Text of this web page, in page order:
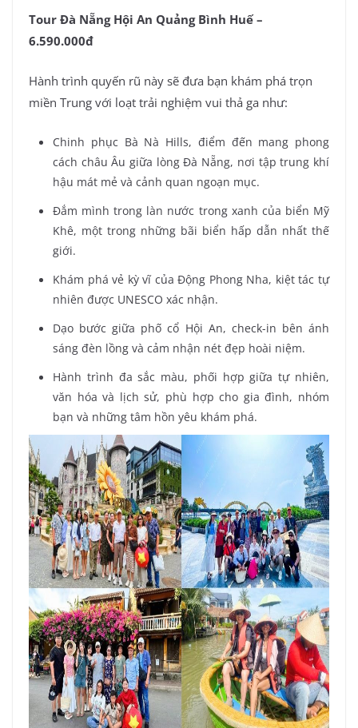
Tour Đà Nẵng Hội An Quảng Bình Huế –
6.590.000đ
Hành trình quyến rũ này sẽ đưa bạn khám phá trọn
miền Trung với loạt trải nghiệm vui thả ga như:
Chinh phục Bà Nà Hills, điểm đến mang phong
cách châu Âu giữa lòng Đà Nẵng, nơi tập trung khí
hậu mát mẻ và cảnh quan ngoạn mục.
Đắm mình trong làn nước trong xanh của biển Mỹ
Khê, một trong những bãi biển hấp dẫn nhất thế
giới.
Khám phá vẻ kỳ vĩ của Động Phong Nha, kiệt tác tự
nhiên được UNESCO xác nhận.
Dạo bước giữa phố cổ Hội An, check-in bên ánh
sáng đèn lồng và cảm nhận nét đẹp hoài niệm.
Hành trình đa sắc màu, phối hợp giữa tự nhiên,
văn hóa và lịch sử, phù hợp cho gia đình, nhóm
bạn và những tâm hồn yêu khám phá.